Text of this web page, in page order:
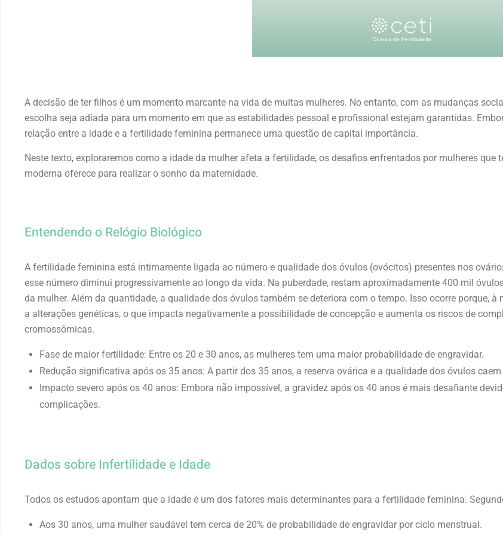
A decisão de ter filhos é um momento marcante na vida de muitas mulheres. No entanto, com as mudanças
escolha seja adiada para um momento em que as estabilidades pessoal e profissional estejam garantidas.
relação entre a idade e a fertilidade feminina permanece uma questão de capital importância.
Neste texto, exploraremos como a idade da mulher afeta a fertilidade, os desafios enfrentados por mulheres
moderna oferece para realizar o sonho da maternidade.
Entendendo o Relógio Biológico
A fertilidade feminina está intimamente ligada ao número e qualidade dos óvulos (ovócitos) presentes nos
esse número diminui progressivamente ao longo da vida. Na puberdade, restam aproximadamente 400 mil
da mulher. Além da quantidade, a qualidade dos óvulos também se deteriora com o tempo. Isso ocorre porque,
a alterações genéticas, o que impacta negativamente a possibilidade de concepção e aumenta os riscos de
cromossômicas.
Fase de maior fertilidade: Entre os 20 e 30 anos, as mulheres tem uma maior probabilidade de engravidar.
Redução significativa após os 35 anos: A partir dos 35 anos, a reserva ovárica e a qualidade dos óvulos
Impacto severo após os 40 anos: Embora não impossível, a gravidez após os 40 anos é mais desafiante
complicações.
Dados sobre Infertilidade e Idade
Todos os estudos apontam que a idade é um dos fatores mais determinantes para a fertilidade feminina.
Aos 30 anos, uma mulher saudável tem cerca de 20% de probabilidade de engravidar por ciclo menstrual.